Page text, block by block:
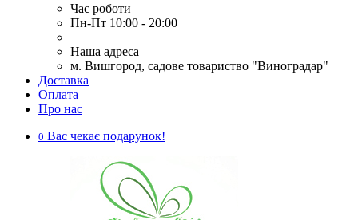
Час роботи
Пн-Пт 10:00 - 20:00
Наша адреса
м. Вишгород, садове товариство "Виноградар"
Доставка
Оплата
Про нас
0 Вас чекає подарунок!